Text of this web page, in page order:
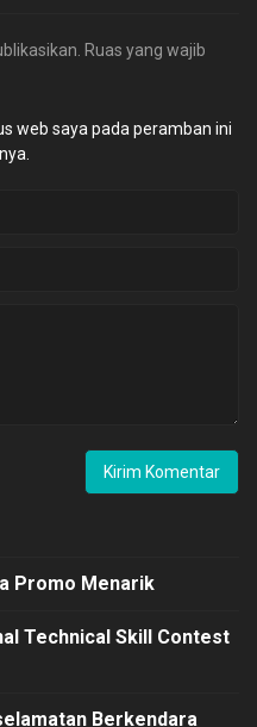
Ruas yang wajib
web saya pada peramban ini
Promo Menarik
Technical Skill Contest
Berkendara